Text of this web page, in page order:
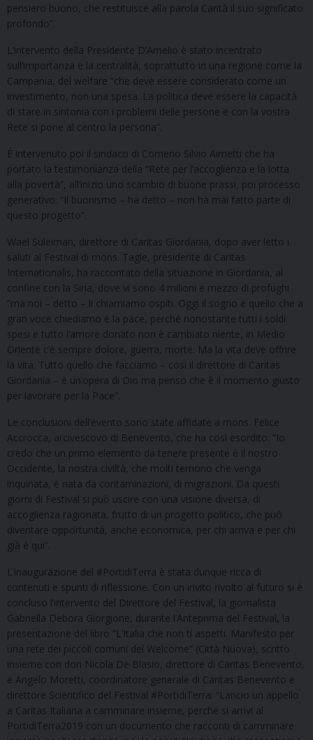
pensiero buono, che restituisce alla parola Carità il suo significato
profondo”.
L’intervento della Presidente D’Amelio è stato incentrato
sull’importanza e la centralità, soprattutto in una regione come la
Campania, del welfare “che deve essere considerato come un
investimento, non una spesa. La politica deve essere la capacità
di stare in sintonia con i problemi delle persone e con la vostra
Rete si pone al centro la persona”.
È intervenuto poi il sindaco di Comerio Silvio Aimetti che ha
portato la testimonianza della “Rete per l’accoglienza e la lotta
alla povertà”, all’inizio uno scambio di buone prassi, poi processo
generativo: “Il buonismo – ha detto – non ha mai fatto parte di
questo progetto”.
Wael Suleiman, direttore di Caritas Giordania, dopo aver letto i
saluti al Festival di mons. Tagle, presidente di Caritas
Internationalis, ha raccontato della situazione in Giordania, al
confine con la Siria, dove vi sono 4 milioni e mezzo di profughi
“ma noi – detto – li chiamiamo ospiti. Oggi il sogno e quello che a
gran voce chiediamo è la pace, perché nonostante tutti i soldi
spesi e tutto l’amore donato non è cambiato niente, in Medio
Oriente c’è sempre dolore, guerra, morte. Ma la vita deve offrire
la vita. Tutto quello che facciamo – così il direttore di Caritas
Giordania – è un’opera di Dio ma penso che è il momento giusto
per lavorare per la Pace”.
Le conclusioni dell’evento sono state affidate a mons. Felice
Accrocca, arcivescovo di Benevento, che ha così esordito: “Io
credo che un primo elemento da tenere presente è il nostro
Occidente, la nostra civiltà, che molti temono che venga
inquinata, è nata da contaminazioni, di migrazioni. Da questi
giorni di Festival si può uscire con una visione diversa, di
accoglienza ragionata, frutto di un progetto politico, che può
diventare opportunità, anche economica, per chi arriva e per chi
già è qui”.
L’inaugurazione del #PortidiTerra è stata dunque ricca di
contenuti e spunti di riflessione. Con un invito rivolto al futuro si è
concluso l’intervento del Direttore del Festival, la giornalista
Gabriella Debora Giorgione, durante l’Anteprima del Festival, la
presentazione del libro “L’Italia che non ti aspetti. Manifesto per
una rete dei piccoli comuni del Welcome” (Città Nuova), scritto
insieme con don Nicola De Blasio, direttore di Caritas Benevento,
e Angelo Moretti, coordinatore generale di Caritas Benevento e
direttore Scientifico del Festival #PortidiTerra: “Lancio un appello
a Caritas Italiana a camminare insieme, perché si arrivi al
PortidiTerra2019 con un documento che racconti di camminare